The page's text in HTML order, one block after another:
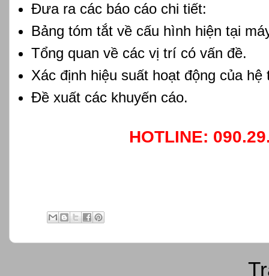
Đưa ra các báo cáo chi tiết:
Bảng tóm tắt về cấu hình hiện tại
Tổng quan về các vị trí có vấn đề.
Xác định hiệu suất hoạt động của hệ
Đề xuất các khuyến cáo.
HOTLINE: